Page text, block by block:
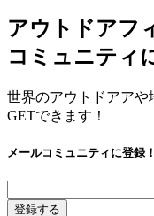
アウトドアフ
コミュニティ
世界のアウトドアアや
GETできます！
メールコミュニティに登録！